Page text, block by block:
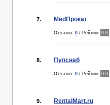
7. MedПрокат
Отзывов: 0 / Рейтинг 0.0
8. Пупснаб
Отзывов: 0 / Рейтинг 0.0
9. RentalMart.ru